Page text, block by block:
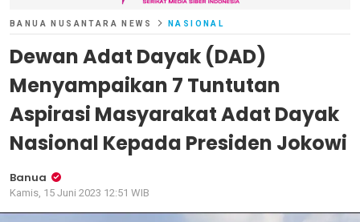
BANUA NUSANTARA NEWS NASIONAL
Dewan Adat Dayak (DAD)
Menyampaikan 7 Tuntutan
Aspirasi Masyarakat Adat Dayak
Nasional Kepada Presiden Jokowi
Banua
Kamis, 15 Juni 2023 12:51 WIB